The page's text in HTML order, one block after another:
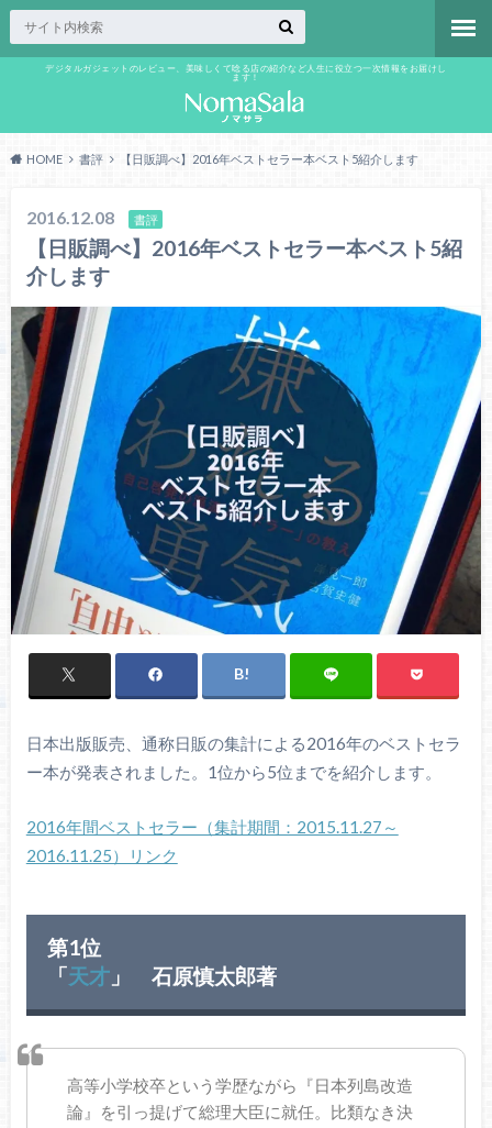
デジタルガジェットのレビュー、美味しくて唸る店の紹介など人生に役立つ一次情報をお届けし
ます！
HOME 書評 【日販調べ】2016年ベストセラー本ベスト5紹介します
2016.12.08 書評
【日販調べ】2016年ベストセラー本ベスト5紹
介します
日本出版販売、通称日販の集計による2016年のベストセラ
ー本が発表されました。1位から5位までを紹介します。
2016年間ベストセラー（集計期間：2015.11.27～
2016.11.25）リンク
第1位
「天才」 石原慎太郎著
高等小学校卒という学歴ながら『日本列島改造
論』を引っ提げて総理大臣に就任。比類なき決